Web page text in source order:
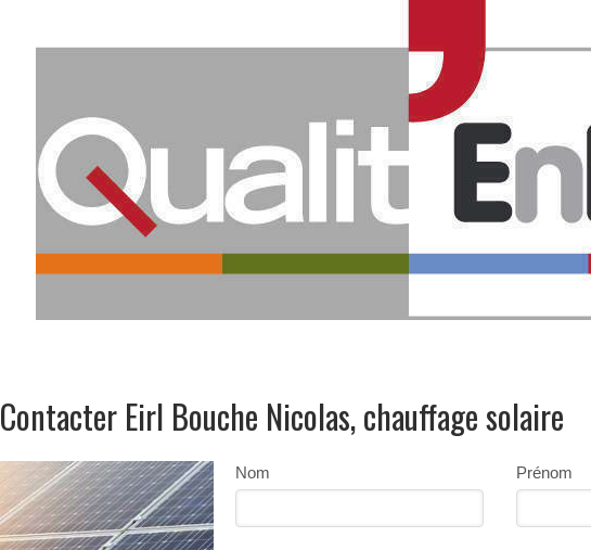
Contacter Eirl Bouche Nicolas, chauffage solaire
Nom Prénom